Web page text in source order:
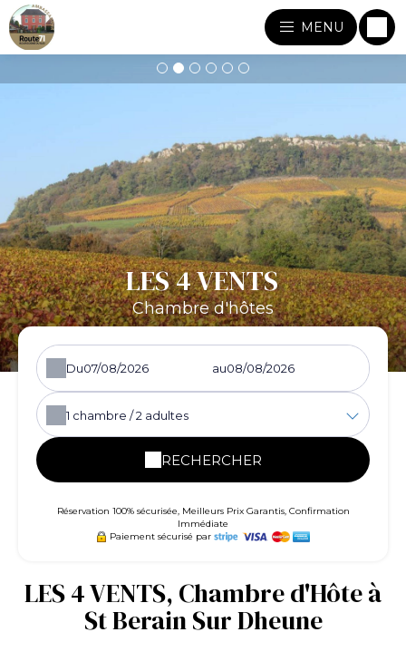
MENU
LES 4 VENTS
Chambre d'hôtes
Du au
1 chambre /2 adultes
RECHERCHER
Réservation 100% sécurisée, Meilleurs Prix Garantis, Confirmation
Immédiate
Paiement sécurisé par
LES 4 VENTS, Chambre d'Hôte à
St Berain Sur Dheune